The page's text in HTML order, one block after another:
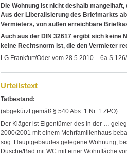
Die Wohnung ist nicht deshalb
Aus der Liberalisierung des Briefmarkts
Vermieters, von außen erreichbare
Auch aus der DIN 32617 ergibt sich keine
keine Rechtsnorm ist, die den Vermieter
LG Frankfurt/Oder vom 28.5.2010 – 6a S
Urteilstext
Tatbestand:
(abgekürzt gemäß § 540 Abs. 1 Nr. 1 ZPO)
Der Kläger ist Eigentümer des in der …
2000/2001 mit einem Mehrfamilienhaus
sog. Hauptgebäudes gelegene Wohnung,
Dusche/Bad mit WC mit einer Wohnfläche